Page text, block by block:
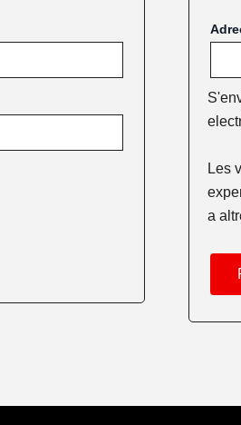
Les
a